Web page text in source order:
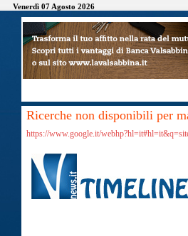
Venerdì 07 Agosto 2026
Ricerche non disponibili per
https://www.google.it/